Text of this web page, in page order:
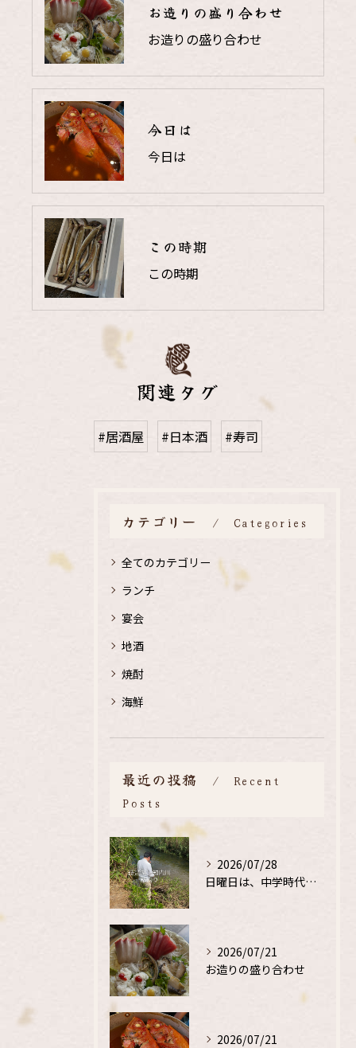
お造りの盛り合わせ
お造りの盛り合わせ
今日は
今日は
この時期
この時期
関連タグ
#居酒屋 #日本酒 #寿司
カテゴリー Categories
全てのカテゴリー
ランチ
宴会
地酒
焼酎
海鮮
最近の投稿
Recent
Posts
2026/07/28
日曜日は、中学時代の、同級生と鮎釣り
2026/07/21
お造りの盛り合わせ
2026/07/21